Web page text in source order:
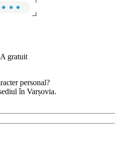
gratuit
personal?
în Varșovia.